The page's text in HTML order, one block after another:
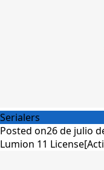
Serialers
Posted on26 de julio
Lumion 11